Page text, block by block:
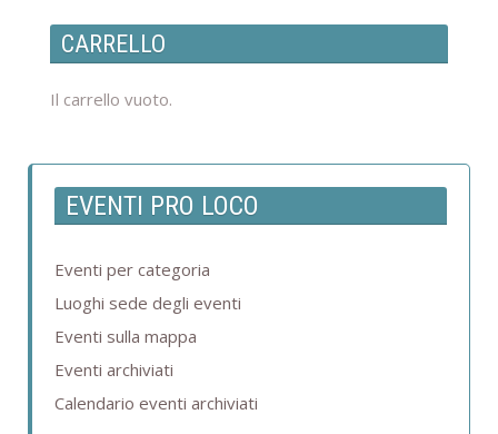
CARRELLO
Il carrello vuoto.
EVENTI PRO LOCO
Eventi per categoria
Luoghi sede degli eventi
Eventi sulla mappa
Eventi archiviati
Calendario eventi archiviati